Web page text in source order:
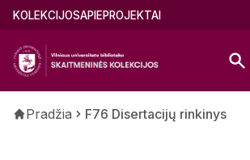
Pereiti
pagrindinį
turinį
Main
(lithuanian)
KOLEKCIJOSAPIEPROJEKTAI
Kelias
Pradžia F76 Disertacijų rinkinys